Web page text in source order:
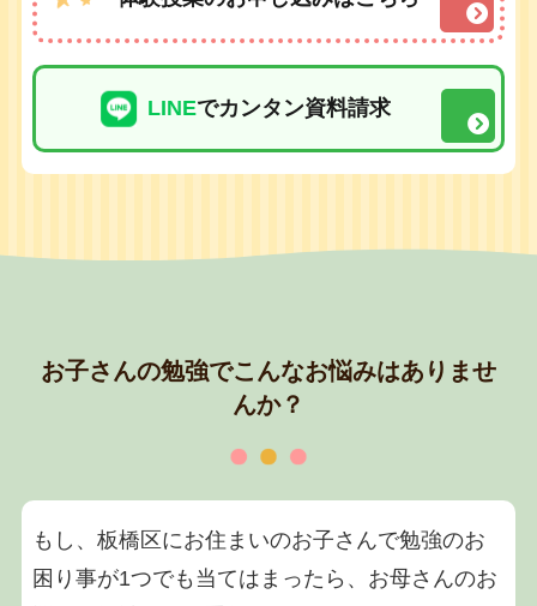
LINEでカンタン資料請求
お子さんの勉強でこんなお悩みはありませ
んか？
もし、板橋区にお住まいのお子さんで勉強のお
困り事が1つでも当てはまったら、お母さんのお